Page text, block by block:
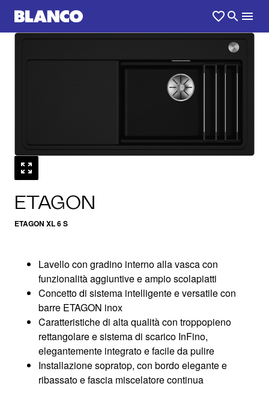
ETAGON
ETAGON XL 6 S
Lavello con gradino interno alla vasca con
funzionalità aggiuntive e ampio scolapiatti
Concetto di sistema intelligente e versatile con
barre ETAGON inox
Caratteristiche di alta qualità con troppopieno
rettangolare e sistema di scarico InFino,
elegantemente integrato e facile da pulire
Installazione sopratop, con bordo elegante e
ribassato e fascia miscelatore continua